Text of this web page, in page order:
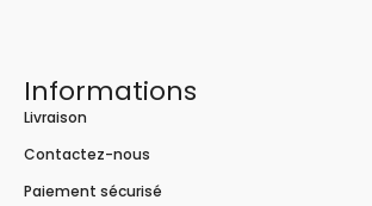
Informations
Livraison
Contactez-nous
Paiement sécurisé